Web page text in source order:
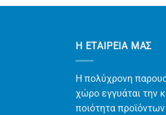
Η ΕΤΑΙΡΕΊΑ ΜΑΣ
Η πολύχρονη
χώρο εγγυάται την
ποιότητα